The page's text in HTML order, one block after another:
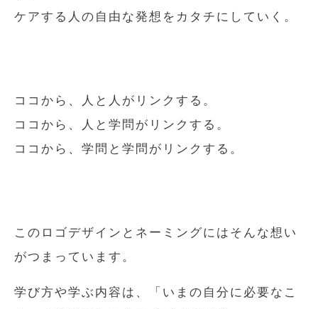
ケアする人の自由な発想をカタチにしていく。
ココから、人と人がリンクする。
ココから、人と学問がリンクする。
ココから、学問と学問がリンクする。
このロゴデザインとネーミングにはそんな想い
がつまっています。
学び方や学ぶ内容は、「いまの自分に必要なこ